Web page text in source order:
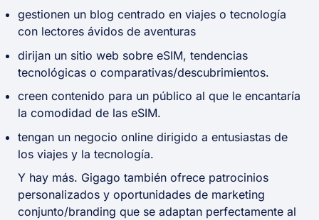
gestionen un blog centrado en viajes o tecnología
con lectores ávidos de aventuras
dirijan un sitio web sobre eSIM, tendencias
tecnológicas o comparativas/descubrimientos.
creen contenido para un público al que le encantaría
la comodidad de las eSIM.
tengan un negocio online dirigido a entusiastas de
los viajes y la tecnología.
Y hay más. Gigago también ofrece patrocinios
personalizados y oportunidades de marketing
conjunto/branding que se adaptan perfectamente al